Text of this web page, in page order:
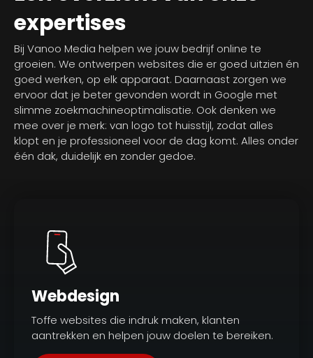
expertises
Bij Vanoo Media helpen we jouw bedrijf online te
groeien. We ontwerpen websites die er goed uitzien én
goed werken, op elk apparaat. Daarnaast zorgen we
ervoor dat je beter gevonden wordt in Google met
slimme zoekmachineoptimalisatie. Ook denken we
mee over je merk: van logo tot huisstijl, zodat alles
klopt en je professioneel voor de dag komt. Alles onder
één dak, duidelijk en zonder gedoe.
Webdesign
Toffe websites die indruk maken, klanten
aantrekken en helpen jouw doelen te bereiken.